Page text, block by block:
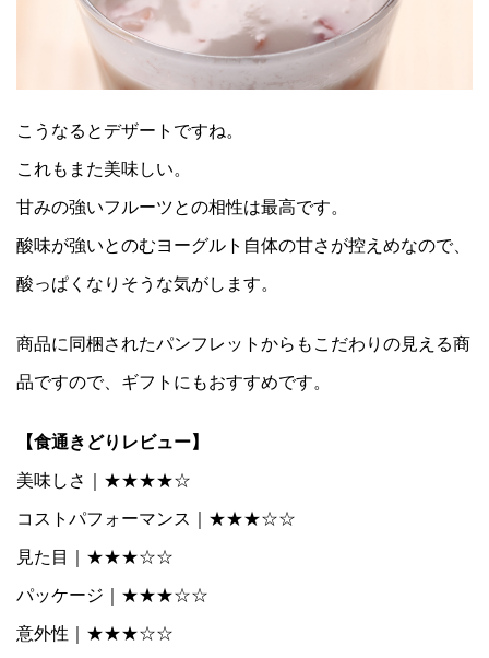
こうなるとデザートですね。
これもまた美味しい。
甘みの強いフルーツとの相性は最高です。
酸味が強いとのむヨーグルト自体の甘さが控えめなので、
酸っぱくなりそうな気がします。
商品に同梱されたパンフレットからもこだわりの見える商
品ですので、ギフトにもおすすめです。
【食通きどりレビュー】
美味しさ｜★★★★☆
コストパフォーマンス｜★★★☆☆
見た目｜★★★☆☆
パッケージ｜★★★☆☆
意外性｜★★★☆☆